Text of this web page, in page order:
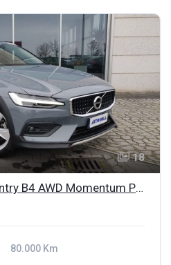
18
Volvo V60 Cross Country B4 AWD Momentum Pro Line Automatica
80.000 Km